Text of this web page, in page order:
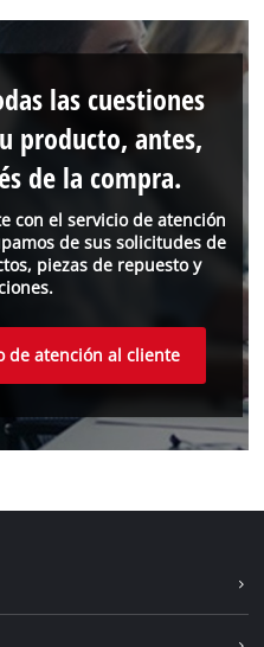
con el servicio de atención
de sus solicitudes de
piezas de repuesto y
las cuestiones
producto, antes,
de la compra.
de atención al cliente